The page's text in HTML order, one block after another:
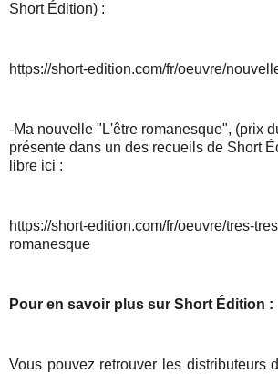
Short Édition) :
https://short-edition.com/fr/oeuvre/
-Ma nouvelle "L'être romanesque", (prix
présente dans un des recueils de Short
libre ici :
https://short-edition.com/fr/oeuvre/tres-
romanesque
Pour en savoir plus sur Short Édition :
Vous pouvez retrouver les distributeurs